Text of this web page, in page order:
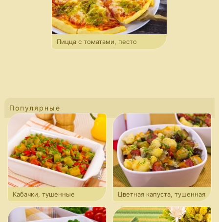
Пицца с томатами, песто
Популярные
Кабачки, тушенные
с болгарским перцем
Цветная капуста, тушенная
с баклажанами и сосисками